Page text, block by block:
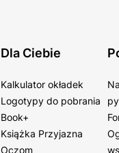
Dla Ciebie
Kalkulator okładek
Logotypy do pobrania
Book+
Książka Przyjazna
Oczom